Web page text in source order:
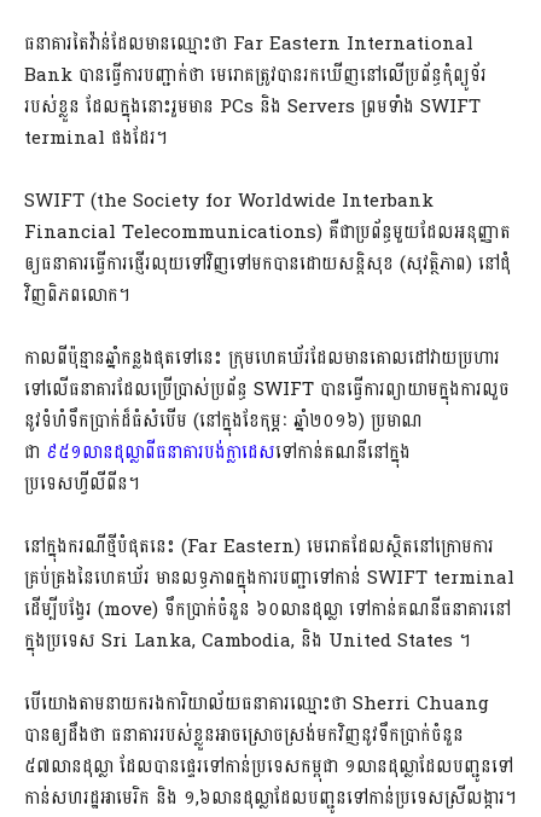
ធនាគារតៃវ៉ាន់ដែលមានឈ្មោះថា​ Far Eastern International
Bank បានធ្វើការបញ្ជាក់ថា មេរោគត្រូវបានរកឃើញនៅលើប្រព័ន្ធកុំព្យូទ័រ
របស់ខ្លួន ដែលក្នុងនោះរួមមាន PCs​ និង​ Servers ព្រមទាំង​ SWIFT
terminal ផងដែរ។
SWIFT (the Society for Worldwide Interbank
Financial Telecommunications) គឺជាប្រព័ន្ធមួយដែលអនុញ្ញាត
ឲ្យធនាគារធ្វើការផ្ញើរលុយទៅវិញទៅមកបានដោយសន្តិសុខ (សុវត្ថិភាព) នៅជុំ
វិញពិភពលោក។
កាលពីប៉ុន្មានឆ្នាំកន្លងផុតទៅនេះ ក្រុមហេគឃ័រដែលមានគោលដៅវាយប្រហារ
ទៅលើធនាគារដែលប្រើប្រាស់ប្រព័ន្ធ SWIFT បានធ្វើការព្យាយាមក្នុងការលួច
នូវទំហំទឹកប្រាក់ដ៏ធំសំបើម (នៅក្នុងខែកុម្ភៈ ឆ្នាំ២០១៦) ប្រមាណ
ជា ៩៥១លានដុល្លាពីធនាគារបង់ក្លាដេសទៅកាន់គណនីនៅក្នុង
ប្រទេសហ្វីលីពីន។
នៅក្នុងករណីថ្មីបំផុតនេះ (Far Eastern) មេរោគដែលស្ថិតនៅក្រោមការ
គ្រប់គ្រងនៃហេគឃ័រ មានលទ្ធភាពក្នុងការបញ្ជាទៅកាន់ SWIFT terminal
ដើម្បីបង្វែរ (move) ទឹកប្រាក់ចំនួន ៦០លានដុល្លា ទៅកាន់គណនីធនាគារនៅ
ក្នុងប្រទេស Sri Lanka, Cambodia, និង United States ។
បើយោងតាមនាយករងការិយាល័យធនាគារឈ្មោះថា Sherri Chuang
បានឲ្យដឹងថា ធនាគាររបស់ខ្លួនអាចស្រោចស្រង់មកវិញនូវទឹកប្រាក់ចំនួន
៥៧លានដុល្លា ដែលបានផ្ទេរទៅកាន់ប្រទេសកម្ពុជា ១លានដុល្លាដែលបញ្ជូនទៅ
កាន់សហរដ្ឋអាមេរិក និង ១,៦លានដុល្លាដែលបញ្ជូនទៅកាន់ប្រទេសស្រីលង្ការ។